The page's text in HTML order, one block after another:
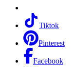
Tiktok
Pinterest
Facebook